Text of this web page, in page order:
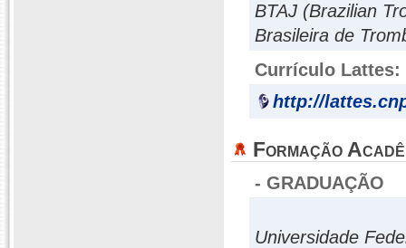
BTAJ (Brazilian
Brasileira de
Currículo Lattes:
http://
Formação
- GRADUAÇÃO
Universidade